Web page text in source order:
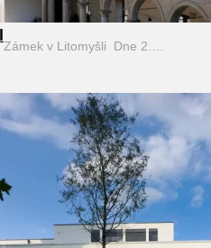
Zámek v Litomyšli Dne 2.…